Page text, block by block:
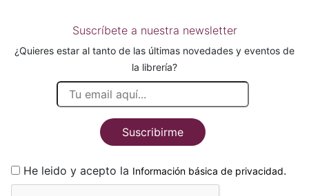
Suscríbete a nuestra newsletter
¿Quieres estar al tanto de las últimas novedades y eventos de
la librería?
Suscribirme
He leido y acepto la Información básica de privacidad.